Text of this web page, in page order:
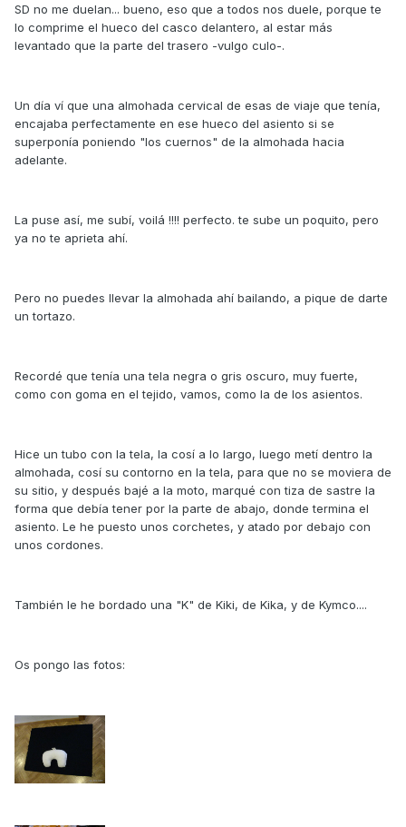
SD no me duelan... bueno, eso que a todos nos duele, porque te
lo comprime el hueco del casco delantero, al estar más
levantado que la parte del trasero -vulgo culo-.
Un día ví que una almohada cervical de esas de viaje que tenía,
encajaba perfectamente en ese hueco del asiento si se
superponía poniendo "los cuernos" de la almohada hacia
adelante.
La puse así, me subí, voilá !!!! perfecto. te sube un poquito, pero
ya no te aprieta ahí.
Pero no puedes llevar la almohada ahí bailando, a pique de darte
un tortazo.
Recordé que tenía una tela negra o gris oscuro, muy fuerte,
como con goma en el tejido, vamos, como la de los asientos.
Hice un tubo con la tela, la cosí a lo largo, luego metí dentro la
almohada, cosí su contorno en la tela, para que no se moviera de
su sitio, y después bajé a la moto, marqué con tiza de sastre la
forma que debía tener por la parte de abajo, donde termina el
asiento. Le he puesto unos corchetes, y atado por debajo con
unos cordones.
También le he bordado una "K" de Kiki, de Kika, y de Kymco....
Os pongo las fotos: